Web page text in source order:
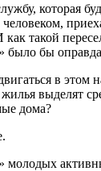
которая
как такой
было бы
в этом
выделят
дома?
молодых